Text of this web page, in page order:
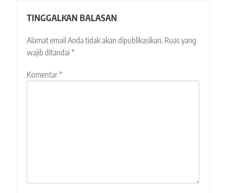
TINGGALKAN BALASAN
Alamat email Anda tidak akan dipublikasikan. Ruas yang
wajib ditandai*
Komentar*